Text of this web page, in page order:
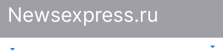
Перейти
Newsexpress.ru